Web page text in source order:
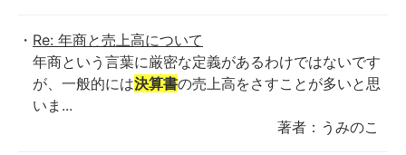
Re: 年商と売上高について
年商という言葉に厳密な定義があるわけではないです
が、一般的には決算書の売上高をさすことが多いと思
いま...
著者：うみのこ